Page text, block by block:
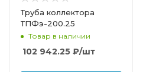
Труба коллектора
ТПФэ-200.25
Товар в наличии
102 942.25 ₽/шт